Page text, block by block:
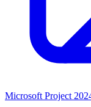
Microsoft Project